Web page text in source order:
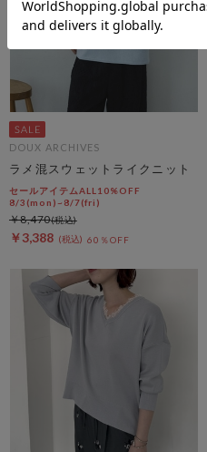
DOUX ARCHIVES
ラメ混スウェットライクニット
セールアイテムALL10%OFF
8/3(mon)~8/7(fri)
￥3,388 60％OFF
￥8,470